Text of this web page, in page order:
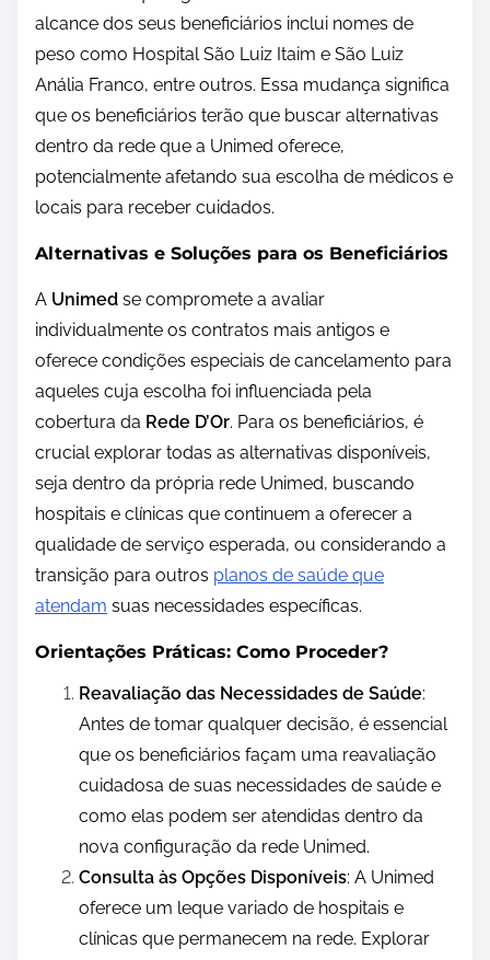
alcance dos seus beneficiários inclui nomes de
peso como Hospital São Luiz Itaim e São Luiz
Anália Franco, entre outros. Essa mudança significa
que os beneficiários terão que buscar alternativas
dentro da rede que a Unimed oferece,
potencialmente afetando sua escolha de médicos e
locais para receber cuidados.
Alternativas e Soluções para os Beneficiários
A Unimed se compromete a avaliar
individualmente os contratos mais antigos e
oferece condições especiais de cancelamento para
aqueles cuja escolha foi influenciada pela
cobertura da Rede D’Or. Para os beneficiários, é
crucial explorar todas as alternativas disponíveis,
seja dentro da própria rede Unimed, buscando
hospitais e clínicas que continuem a oferecer a
qualidade de serviço esperada, ou considerando a
transição para outros planos de saúde que
atendam suas necessidades específicas.
Orientações Práticas: Como Proceder?
Reavaliação das Necessidades de Saúde:
Antes de tomar qualquer decisão, é essencial
que os beneficiários façam uma reavaliação
cuidadosa de suas necessidades de saúde e
como elas podem ser atendidas dentro da
nova configuração da rede Unimed.
Consulta às Opções Disponíveis: A Unimed
oferece um leque variado de hospitais e
clínicas que permanecem na rede. Explorar